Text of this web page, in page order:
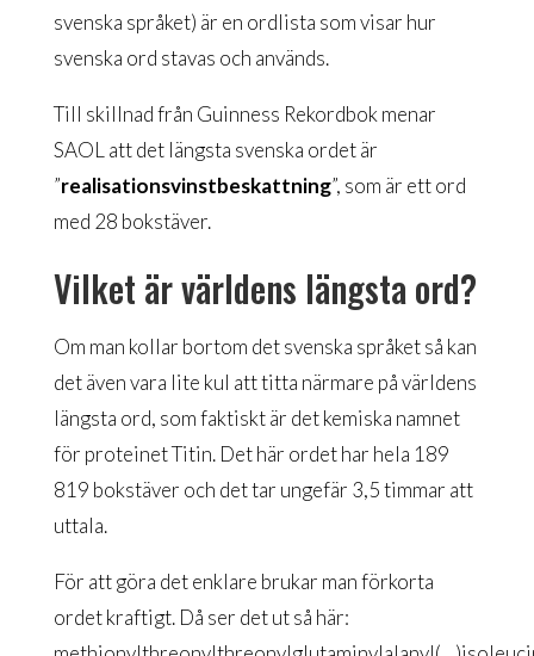
svenska språket) är en ordlista som visar hur
svenska ord stavas och används.
Till skillnad från Guinness Rekordbok menar
SAOL att det längsta svenska ordet är
”realisationsvinstbeskattning”, som är ett ord
med 28 bokstäver.
Vilket är världens längsta ord?
Om man kollar bortom det svenska språket så kan
det även vara lite kul att titta närmare på världens
längsta ord, som faktiskt är det kemiska namnet
för proteinet Titin. Det här ordet har hela 189
819 bokstäver och det tar ungefär 3,5 timmar att
uttala.
För att göra det enklare brukar man förkorta
ordet kraftigt. Då ser det ut så här: